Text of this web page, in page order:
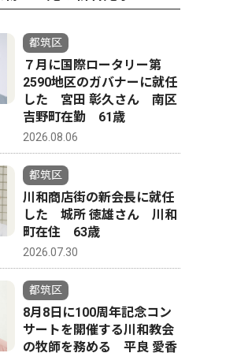
都筑区
７月に国際ロータリー第
2590地区のガバナーに就任
した 宮田 彰久さん 南区
吉野町在勤 61歳
2026.08.06
都筑区
川和商店街の新会長に就任
した 城所 徳雄さん 川和
町在住 63歳
2026.07.30
都筑区
8月8日に100周年記念コン
サートを開催する川和教会
の牧師を務める 平良 愛香